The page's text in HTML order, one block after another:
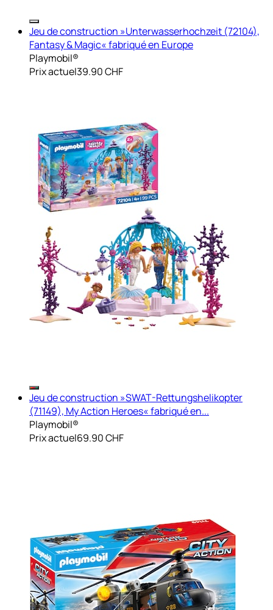
Jeu de construction »Unterwasserhochzeit (72104),
Fantasy & Magic« fabriqué en Europe
Playmobil®
Prix actuel39.90 CHF
Jeu de construction »SWAT-Rettungshelikopter
(71149), My Action Heroes« fabriqué en...
Playmobil®
Prix actuel69.90 CHF